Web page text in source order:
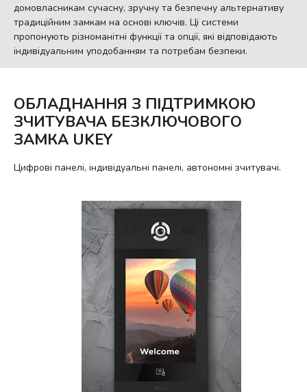
домовласникам сучасну, зручну та безпечну альтернативу
традиційним замкам на основі ключів. Ці системи
пропонують різноманітні функції та опції, які відповідають
індивідуальним уподобанням та потребам безпеки.
ОБЛАДНАННЯ З ПІДТРИМКОЮ
ЗЧИТУВАЧА БЕЗКЛЮЧОВОГО
ЗАМКА UKEY
Цифрові панелі, індивідуальні панелі, автономні зчитувачі.